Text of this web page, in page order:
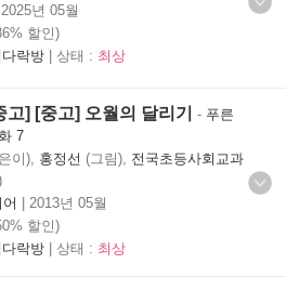
2025년 05월
할인)
다락방 | 상태 : 최상
고] [중고] 오월의 달리기 - 푸른
7
이), 홍정선 (그림), 전국초등사회교과
| 2013년 05월
할인)
다락방 | 상태 : 최상